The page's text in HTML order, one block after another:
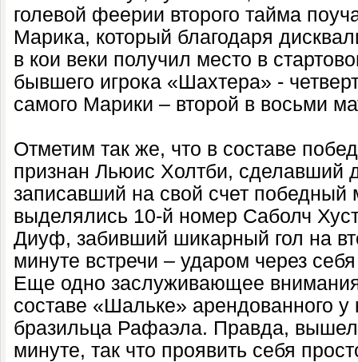
голевой феерии второго тайма
Марика, который благодаря
в кои веки получил место в
бывшего игрока «Шахтера» -
самого Марики – второй в восьми
Отметим так же, что в составе
признан Льюис Холтби, сделавший
записавший на свой счет победный
выделялись 10-й номер Саболч
Диуф, забивший шикарный гол на
минуте встречи – ударом через
Еще одно заслуживающее
составе «Шальке» арендованного у
бразильца Рафаэла. Правда,
минуте, так что проявить себя